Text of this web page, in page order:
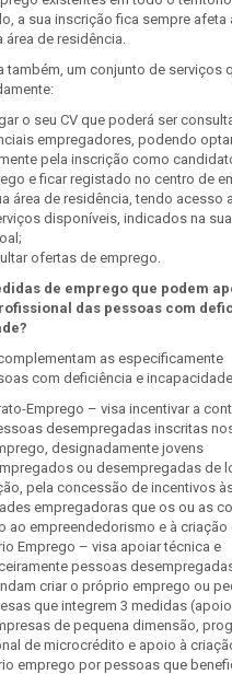
a sua inscrição fica sempre afeta
área de residência.
também, um conjunto de serviços
o seu CV que poderá ser
empregadores, podendo
pela inscrição como
e ficar registado no centro de
área de residência, tendo acesso
disponíveis, indicados na sua
ofertas de emprego.
de emprego que podem
das pessoas com
as especificamente
com deficiência e
Emprego – visa incentivar a
desempregadas inscritas
designadamente jovens
ou desempregadas de
pela concessão de incentivos
empregadoras que os ou as
ao empreendedorismo e à criação
Emprego – visa apoiar técnica e
pessoas
criar o próprio emprego ou
que integrem 3 medidas
de pequena dimensão,
de microcrédito e apoio à
emprego por pessoas que